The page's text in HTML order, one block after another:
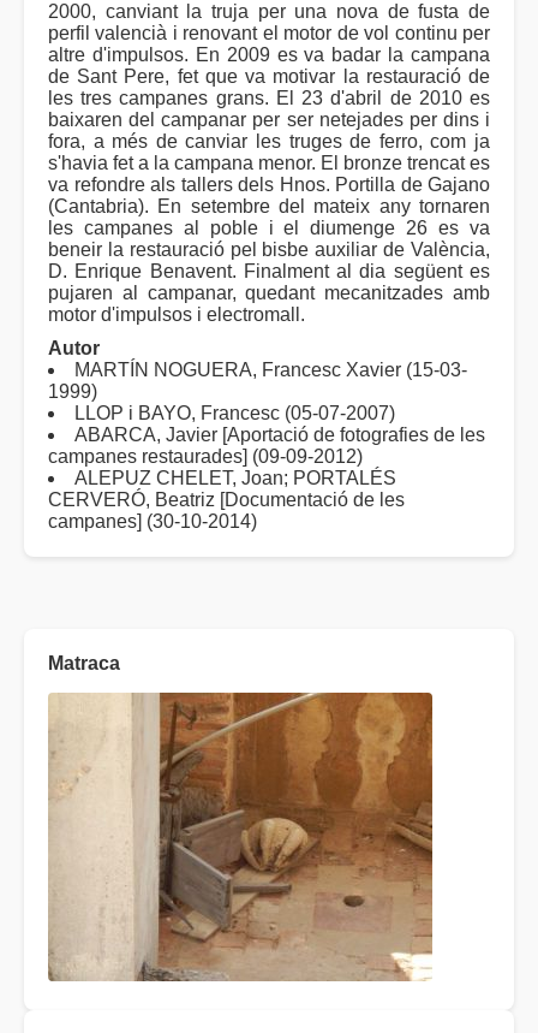
2000, canviant la truja per una nova de fusta de
perfil valencià i renovant el motor de vol continu per
altre d'impulsos. En 2009 es va badar la campana
de Sant Pere, fet que va motivar la restauració de
les tres campanes grans. El 23 d'abril de 2010 es
baixaren del campanar per ser netejades per dins i
fora, a més de canviar les truges de ferro, com ja
s'havia fet a la campana menor. El bronze trencat es
va refondre als tallers dels Hnos. Portilla de Gajano
(Cantabria). En setembre del mateix any tornaren
les campanes al poble i el diumenge 26 es va
beneir la restauració pel bisbe auxiliar de València,
D. Enrique Benavent. Finalment al dia següent es
pujaren al campanar, quedant mecanitzades amb
motor d'impulsos i electromall.
Autor
MARTÍN NOGUERA, Francesc Xavier (15-03-
1999)
LLOP i BAYO, Francesc (05-07-2007)
ABARCA, Javier [Aportació de fotografies de les
campanes restaurades] (09-09-2012)
ALEPUZ CHELET, Joan; PORTALÉS
CERVERÓ, Beatriz [Documentació de les
campanes] (30-10-2014)
Matraca